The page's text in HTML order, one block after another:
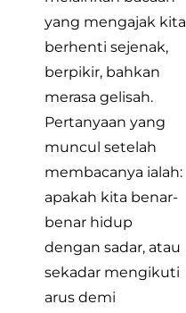
yang mengajak kita
berhenti sejenak,
berpikir, bahkan
merasa gelisah.
Pertanyaan yang
muncul setelah
membacanya ialah:
apakah kita benar-
benar hidup
dengan sadar, atau
sekadar mengikuti
arus demi